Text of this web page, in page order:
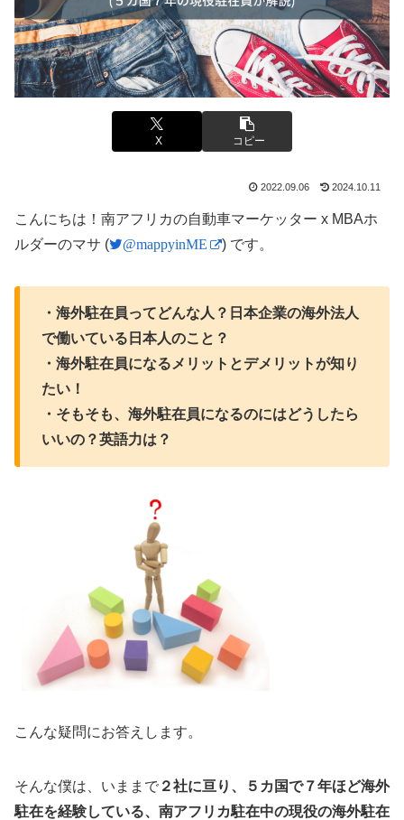
X コピー
2022.09.06 2024.10.11
こんにちは！南アフリカの自動車マーケッター x MBAホ
ルダーのマサ (
@mappyinME ) です。
・海外駐在員ってどんな人？日本企業の海外法人
で働いている日本人のこと？
・海外駐在員になるメリットとデメリットが知り
たい！
・そもそも、海外駐在員になるのにはどうしたら
いいの？英語力は？
こんな疑問にお答えします。
そんな僕は、いままで ２社に亘り、５カ国で７年ほど海外
駐在を経験している、南アフリカ駐在中の現役の海外駐在